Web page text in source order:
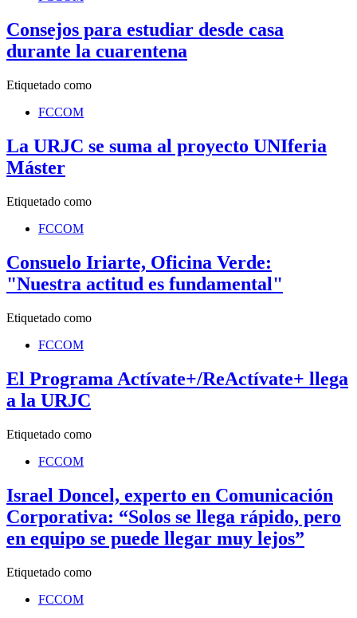
Consejos para estudiar desde casa
durante la cuarentena
Etiquetado como
FCCOM
La URJC se suma al proyecto UNIferia
Máster
Etiquetado como
FCCOM
Consuelo Iriarte, Oficina Verde:
"Nuestra actitud es fundamental"
Etiquetado como
FCCOM
El Programa Actívate+/ReActívate+ llega
a la URJC
Etiquetado como
FCCOM
Israel Doncel, experto en Comunicación
Corporativa: “Solos se llega rápido, pero
en equipo se puede llegar muy lejos”
Etiquetado como
FCCOM